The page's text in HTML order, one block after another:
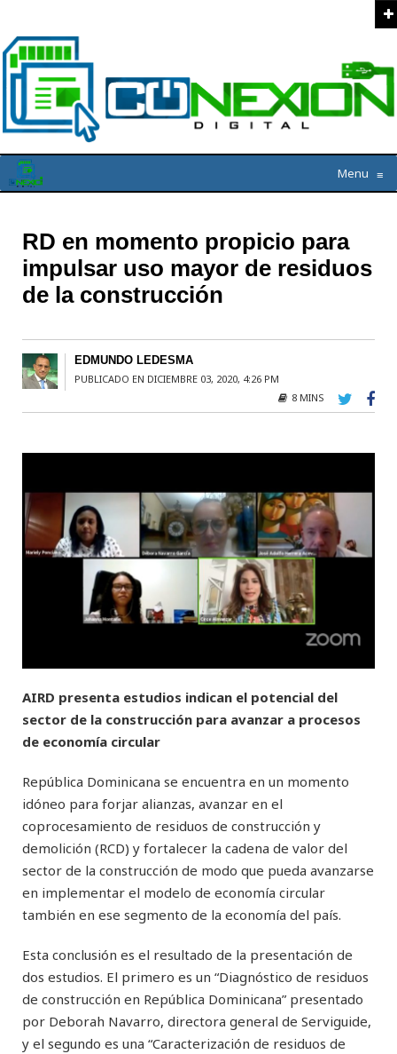
Menu ≡
RD en momento propicio para
impulsar uso mayor de residuos
de la construcción
EDMUNDO LEDESMA
PUBLICADO EN DICIEMBRE 03, 2020, 4:26 PM
8 MINS
AIRD presenta estudios indican el potencial del
sector de la construcción para avanzar a procesos
de economía circular
República Dominicana se encuentra en un momento
idóneo para forjar alianzas, avanzar en el
coprocesamiento de residuos de construcción y
demolición (RCD) y fortalecer la cadena de valor del
sector de la construcción de modo que pueda avanzarse
en implementar el modelo de economía circular
también en ese segmento de la economía del país.
Esta conclusión es el resultado de la presentación de
dos estudios. El primero es un “Diagnóstico de residuos
de construcción en República Dominicana” presentado
por Deborah Navarro, directora general de Serviguide,
y el segundo es una “Caracterización de residuos de